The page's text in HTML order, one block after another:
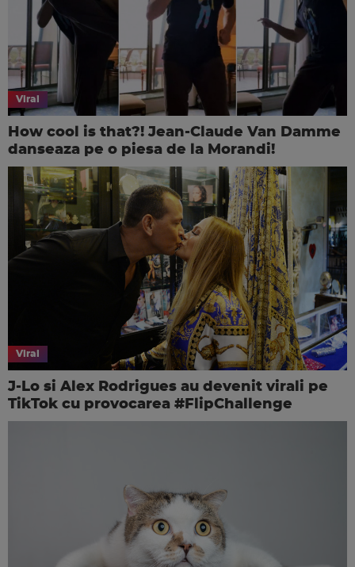
Viral
How cool is that?! Jean-Claude Van Damme
danseaza pe o piesa de la Morandi!
Viral
J-Lo si Alex Rodrigues au devenit virali pe
TikTok cu provocarea #FlipChallenge